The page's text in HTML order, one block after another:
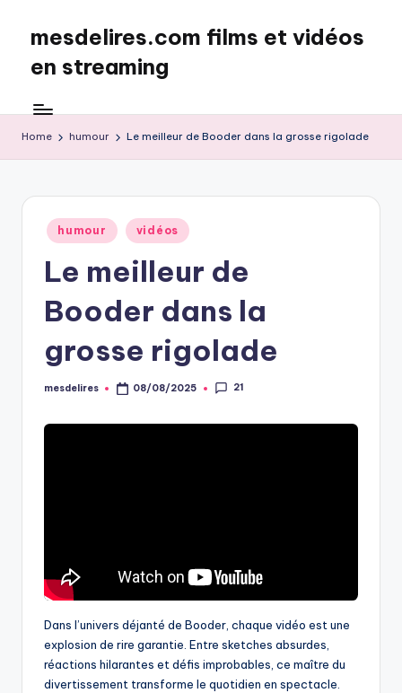
content
mesdelires.com films et vidéos
en streaming
:
film
et
complet
français
Home humour Le meilleur de Booder dans la grosse rigolade
Posted
in
humour vidéos
Le meilleur de
Booder dans la
grosse rigolade
Posted
mesdelires 08/08/2025 21
Dans l’univers déjanté de Booder, chaque vidéo est une
explosion de rire garantie. Entre sketches absurdes,
réactions hilarantes et défis improbables, ce maître du
divertissement transforme le quotidien en spectacle.